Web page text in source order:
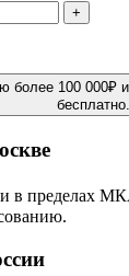
+
более 100 000₽
бесплатно.
в пределах